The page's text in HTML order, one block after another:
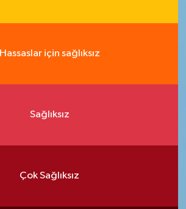
Hassaslar için sağlıksız
Sağlıksız
Çok Sağlıksız